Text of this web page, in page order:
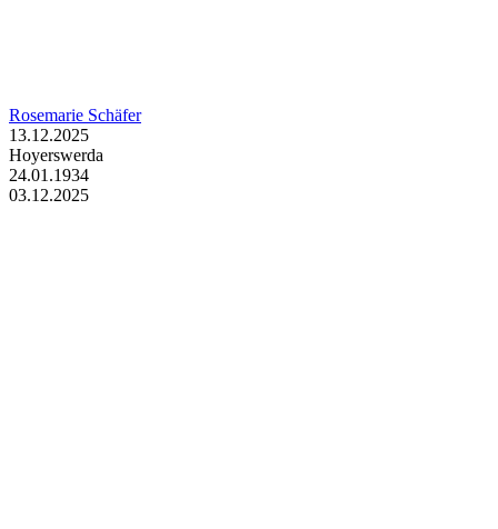
Rosemarie Schäfer
13.12.2025
Hoyerswerda
24.01.1934
03.12.2025